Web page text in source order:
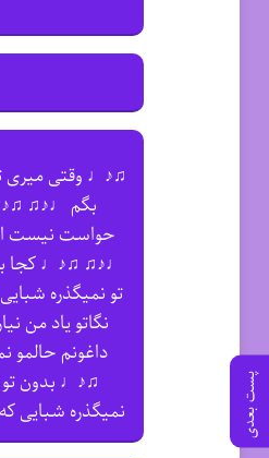
پست بعدی
♫♪♩ وقتی میری
بگم ♩♪♫
حواست نیست
♩♪♫ ♫♪♩ کجا
تو نمیگذره
نگاتو یاد من
داغونم
♫♪♩ بدون
نمیگذره شبایی